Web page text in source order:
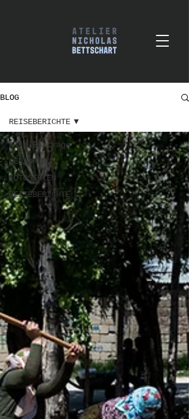
BLOG
Alle Beiträge
GEDANKEN
FOTOSERIEN
REISEBERICHTE
REISEBERICHTE